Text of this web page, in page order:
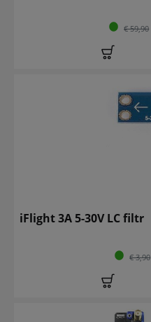
€ 59,90
iFlight 3A 5-30V LC filtr
€ 3,90